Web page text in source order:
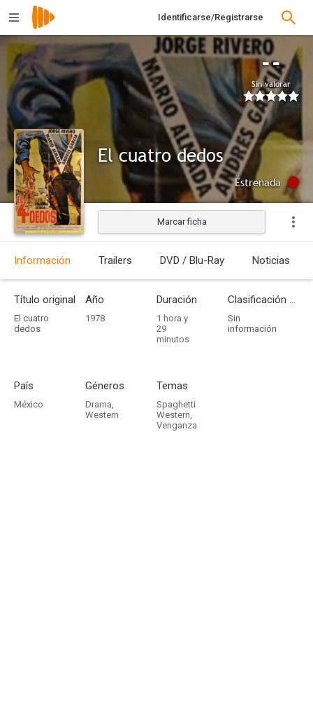
Identificarse/Registrarse
--
Sin valorar
El cuatro dedos
Estrenada
Marcar ficha
Información Trailers DVD / Blu-Ray Noticias
Título original
El cuatro
dedos
Año
1978
Duración
1 hora y
29
minutos
Clasificación por edades
Sin
información
País
México
Géneros
Drama,
Western
Temas
Spaghetti
Western,
Venganza